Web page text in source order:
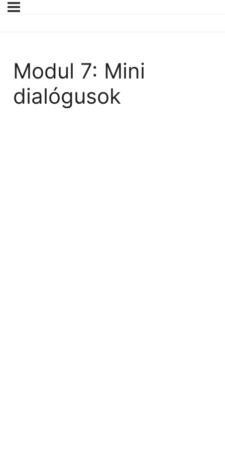
Modul 7: Mini
dialógusok